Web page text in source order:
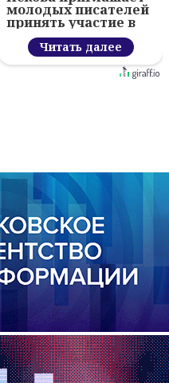
молодых писателей
принять участие в
конкурсе "Literary
Burst"Читать далее